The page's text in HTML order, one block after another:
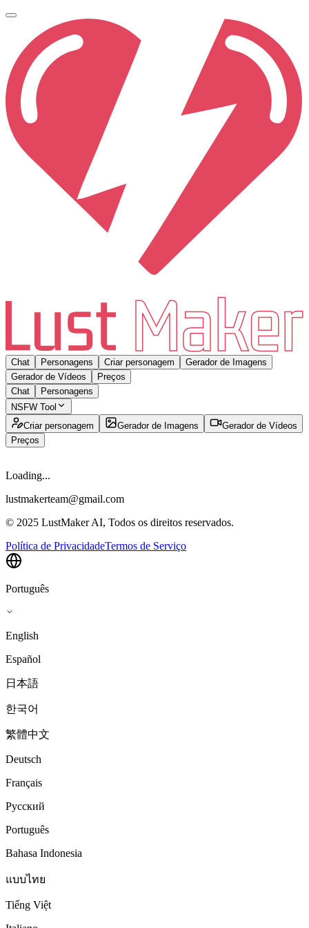
Chat Personagens Criar personagem
Gerador de Imagens
Gerador de Vídeos
Preços
Chat
Personagens
NSFW Tool
Criar personagem
Gerador de Imagens
Gerador de Vídeos
Preços
Loading...
lustmakerteam@gmail.com
© 2025 LustMaker AI, Todos os direitos reservados.
Política de PrivacidadeTermos de Serviço
Português
English
Español
日本語
한국어
繁體中文
Deutsch
Français
Русский
Português
Bahasa Indonesia
แบบไทย
Tiếng Việt